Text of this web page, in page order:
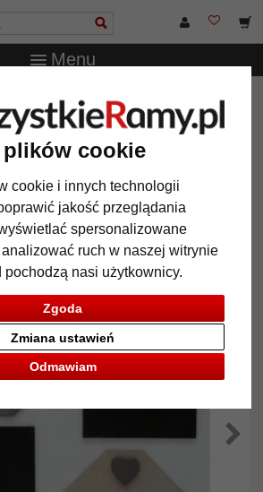
plików cookie
cookie i innych technologii
jakość przeglądania
spersonalizowane
ruch w naszej witrynie
pochodzą nasi użytkownicy.
Zgoda
Odmawiam
Zmiana ustawień
Menu
Wielkość ramy
Wszystkie formaty
i zdjęcia, z magnesami na 4 zdjęcia lub
na notatki i zdjęcia,
na 4 zdjęcia lub
Dalej